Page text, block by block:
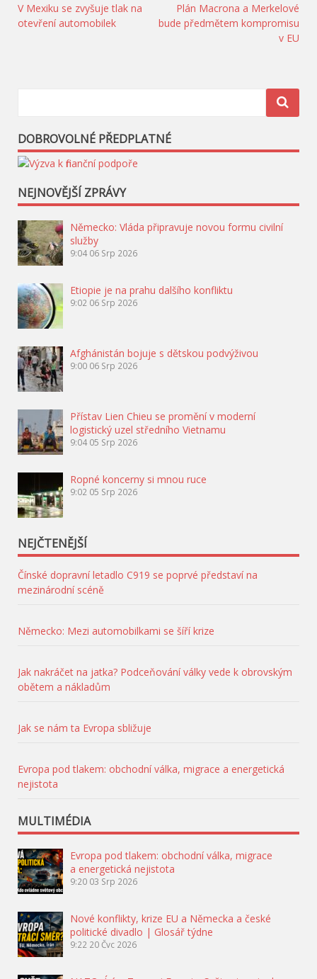
Navigace
pro
V Mexiku se zvyšuje tlak na
otevření automobilek
Plán Macrona a Merkelové
bude předmětem kompromisu
v EU
DOBROVOLNÉ PŘEDPLATNÉ
NEJNOVĚJŠÍ ZPRÁVY
Německo: Vláda připravuje novou formu civilní
služby
9:04 06 Srp 2026
Etiopie je na prahu dalšího konfliktu
9:02 06 Srp 2026
Afghánistán bojuje s dětskou podvýživou
9:00 06 Srp 2026
Přístav Lien Chieu se promění v moderní
logistický uzel středního Vietnamu
9:04 05 Srp 2026
Ropné koncerny si mnou ruce
9:02 05 Srp 2026
NEJČTENĚJŠÍ
Čínské dopravní letadlo C919 se poprvé představí na
mezinárodní scéně
Německo: Mezi automobilkami se šíří krize
Jak nakráčet na jatka? Podceňování války vede k obrovským
obětem a nákladům
Jak se nám ta Evropa sbližuje
Evropa pod tlakem: obchodní válka, migrace a energetická
nejistota
MULTIMÉDIA
Evropa pod tlakem: obchodní válka, migrace
a energetická nejistota
9:20 03 Srp 2026
Nové konflikty, krize EU a Německa a české
politické divadlo | Glosář týdne
9:22 20 Čvc 2026